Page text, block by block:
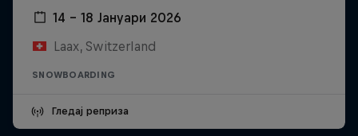
14 – 18 Јануари 2026
Laax, Switzerland
SNOWBOARDING
Гледај реприза